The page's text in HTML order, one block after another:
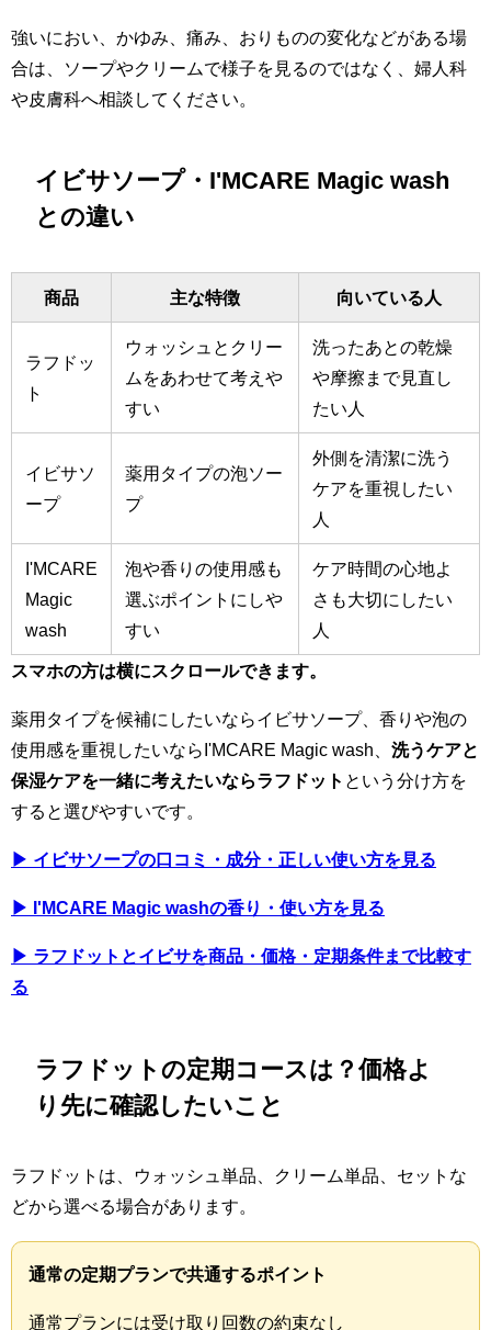
強いにおい、かゆみ、痛み、おりものの変化などがある場
合は、ソープやクリームで様子を見るのではなく、婦人科
や皮膚科へ相談してください。
イビサソープ・I'MCARE Magic wash
との違い
商品 主な特徴 向いている人
ラフドッ
ト
ウォッシュとクリー
ムをあわせて考えや
すい
洗ったあとの乾燥
や摩擦まで見直し
たい人
イビサソ
ープ
薬用タイプの泡ソー
プ
外側を清潔に洗う
ケアを重視したい
人
I'MCARE
Magic
wash
泡や香りの使用感も
選ぶポイントにしや
すい
ケア時間の心地よ
さも大切にしたい
人
スマホの方は横にスクロールできます。
薬用タイプを候補にしたいならイビサソープ、香りや泡の
使用感を重視したいならI'MCARE Magic wash、 洗うケアと
保湿ケアを一緒に考えたいならラフドット という分け方を
すると選びやすいです。
▶ イビサソープの口コミ・成分・正しい使い方を見る
▶ I'MCARE Magic washの香り・使い方を見る
▶ ラフドットとイビサを商品・価格・定期条件まで比較す
る
ラフドットの定期コースは？価格よ
り先に確認したいこと
ラフドットは、ウォッシュ単品、クリーム単品、セットな
どから選べる場合があります。
通常の定期プランで共通するポイント
通常プランには受け取り回数の約束なし